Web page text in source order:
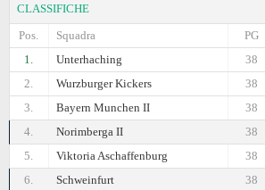
CLASSIFICHE
Pos.
Squadra
PG
1.
Unterhaching
38
2.
Wurzburger Kickers
38
3.
Bayern Munchen II
38
4.
Norimberga II
38
5.
Viktoria Aschaffenburg
38
6.
Schweinfurt
38